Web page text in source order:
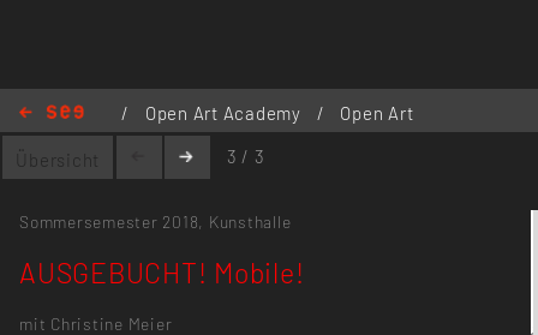
/ Open Art Academy /
Open Art
Academy 2018
Mobile!
Übersicht 3 / 3
Sommersemester 2018, Kunsthalle
AUSGEBUCHT! Mobile!
mit Christine Meier